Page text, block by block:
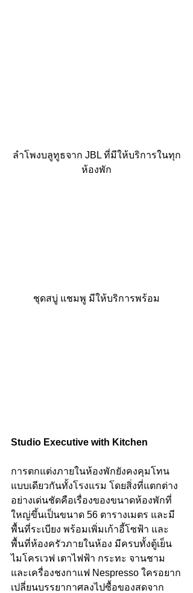
ลำโพงบลูทูธจาก JBL ที่มีให้บริการในทุก
ห้องพัก
ชุดสบู่ แชมพู มีให้บริการพร้อม
Studio Executive with Kitchen
การตกแต่งภายในห้องพักยังคงคุมโทน
แบบเดียวกันทั้งโรงแรม โดยสิ่งที่แตกต่าง
อย่างเด่นชัดคือเรื่องของขนาดห้องพักที่
ใหญ่ขึ้นเป็นขนาด 56 ตารางเมตร และมี
พื้นที่ระเบียง พร้อมเพิ่มเก้าอี้โซฟ้า และ
พื้นที่ห้องครัวภายในห้อง มีครบทั้งตู้เย็น
ไมโครเวฟ เตาไฟฟ้า กระทะ จานชาม
และเครื่องชงกาแฟ Nespresso ใครอยาก
เปลี่ยนบรรยากาศลงไปซื้อของสดจาก